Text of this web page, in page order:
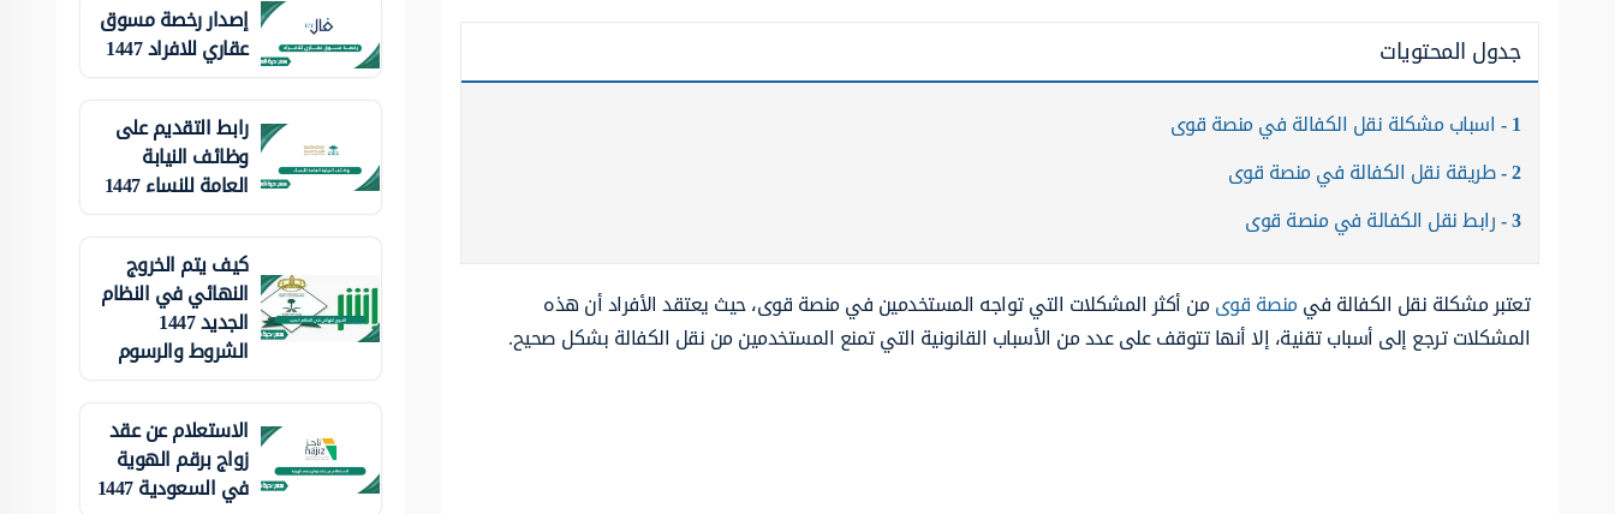
جدول المحتويات
1 اسباب مشكلة نقل الكفالة في منصة قوى
2 طريقة نقل الكفالة في منصة قوى
3 رابط نقل الكفالة في منصة قوى
تعتبر مشكلة نقل الكفالة فيمنصة قوىمن أكثر المشكلات التي تواجه المستخدمين في منصة قوى، حيث يعتقد الأفراد أن هذه
المشكلات ترجع إلى أسباب تقنية، إلا أنها تتوقف على عدد من الأسباب القانونية التي تمنع المستخدمين من نقل الكفالة بشكل صحيح.
إصدار رخصة مسوق
عقاري للافراد 1447
رابط التقديم على
وظائف النيابة
العامة للنساء 1447
كيف يتم الخروج
النهائي في النظام
الجديد 1447
الشروط والرسوم
الاستعلام عن عقد
زواج برقم الهوية
في السعودية 1447